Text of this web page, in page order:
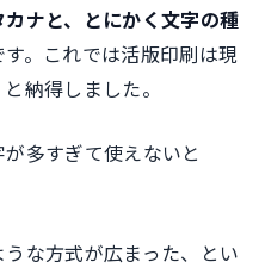
ナと、とにかく文字の種
す。これでは活版印刷は現
納得しました。
多すぎて使えないと
な方式が広まった、とい